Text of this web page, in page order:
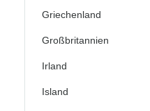
Griechenland
Großbritannien
Irland
Island